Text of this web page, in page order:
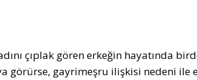
çıplak gören erkeğin hayatında
görürse, gayrimeşru ilişkisi nedeni ile